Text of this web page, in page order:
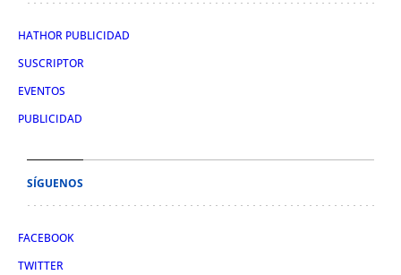
HATHOR PUBLICIDAD
SUSCRIPTOR
EVENTOS
PUBLICIDAD
SÍGUENOS
FACEBOOK
TWITTER